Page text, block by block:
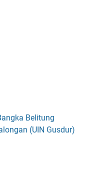
Belitung
(UIN Gusdur)